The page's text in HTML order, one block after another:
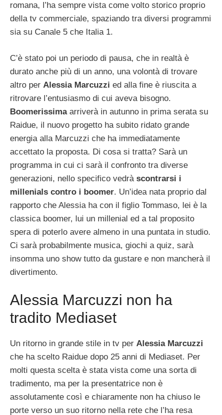
romana, l’ha sempre vista come volto storico proprio
della tv commerciale, spaziando tra diversi programmi
sia su Canale 5 che Italia 1.
C’è stato poi un periodo di pausa, che in realtà è
durato anche più di un anno, una volontà di trovare
altro per Alessia Marcuzzi ed alla fine è riuscita a
ritrovare l’entusiasmo di cui aveva bisogno.
Boomerissimaarriverà in autunno in prima serata su
Raidue, il nuovo progetto ha subito ridato grande
energia alla Marcuzzi che ha immediatamente
accettato la proposta. Di cosa si tratta? Sarà un
programma in cui ci sarà il confronto tra diverse
generazioni, nello specifico vedrà scontrarsi i
millenials contro i boomer. Un’idea nata proprio dal
rapporto che Alessia ha con il figlio Tommaso, lei è la
classica boomer, lui un millenial ed a tal proposito
spera di poterlo avere almeno in una puntata in studio.
Ci sarà probabilmente musica, giochi a quiz, sarà
insomma uno show tutto da gustare e non mancherà il
divertimento.
Alessia Marcuzzi non ha
tradito Mediaset
Un ritorno in grande stile in tv per Alessia Marcuzzi
che ha scelto Raidue dopo 25 anni di Mediaset. Per
molti questa scelta è stata vista come una sorta di
tradimento, ma per la presentatrice non è
assolutamente così e chiaramente non ha chiuso le
porte verso un suo ritorno nella rete che l’ha resa